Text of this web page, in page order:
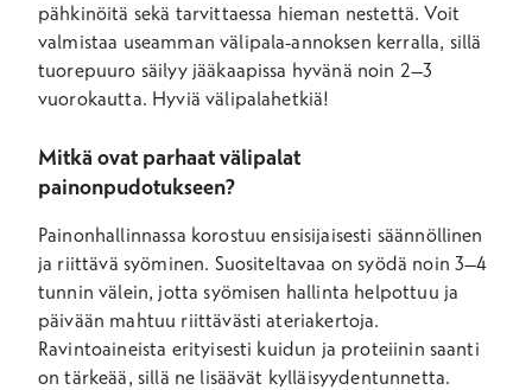
pähkinöitä sekä tarvittaessa hieman nestettä. Voit
valmistaa useamman välipala-annoksen kerralla, sillä
tuorepuuro säilyy jääkaapissa hyvänä noin 2–3
vuorokautta. Hyviä välipalahetkiä!
Mitkä ovat parhaat välipalat
painonpudotukseen?
Painonhallinnassa korostuu ensisijaisesti säännöllinen
ja riittävä syöminen. Suositeltavaa on syödä noin 3–4
tunnin välein, jotta syömisen hallinta helpottuu ja
päivään mahtuu riittävästi ateriakertoja.
Ravintoaineista erityisesti kuidun ja proteiinin saanti
on tärkeää, sillä ne lisäävät kylläisyydentunnetta.